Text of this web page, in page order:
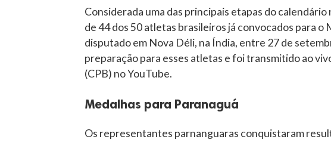
Considerada uma das principais etapas do
de 44 dos 50 atletas brasileiros já convocados para
disputado em Nova Déli, na Índia, entre 27 de
preparação para esses atletas e foi transmitido ao
(CPB) no YouTube.
Medalhas para Paranaguá
Os representantes parnanguaras conquistaram